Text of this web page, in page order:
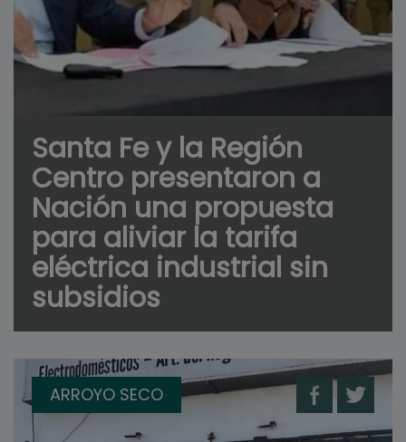
Santa Fe y la Región
Centro presentaron a
Nación una propuesta
para aliviar la tarifa
eléctrica industrial sin
subsidios
ARROYO SECO